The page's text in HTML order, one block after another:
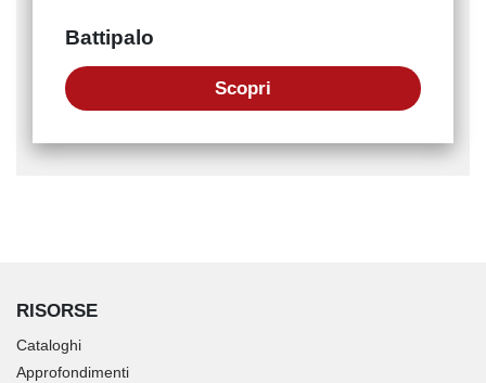
Battipalo
Scopri
RISORSE
Cataloghi
Approfondimenti